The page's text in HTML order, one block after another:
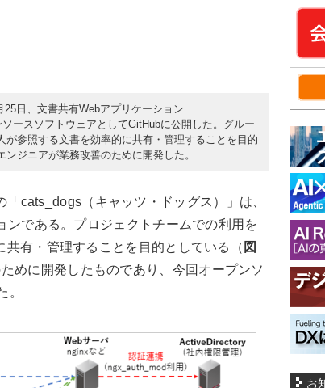
日、文書共有Webアプリケーション
ースソフトウェアとしてGitHubに公開した。グルー
参照する文書を効率的に共有・管理することを目的
ジニアが業務改善のために開発した。
cats_dogs（キャッツ・ドッグス）」は、
である。プロジェクトチームでの利用を
有・管理することを目的としている（ 図
めに開発したものであり、今回オープンソ
。
お